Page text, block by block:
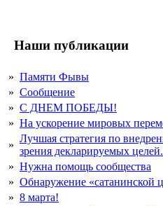
Наши публикации
» Памяти Фывы
» Сообщение
» С ДНЕМ ПОБЕДЫ!
» На ускорение мировых
»
Лучшая стратегия по
зрения декларируемых
» Нужна помощь сообщества
» Обнаружение «сатанинской
» 8 марта!